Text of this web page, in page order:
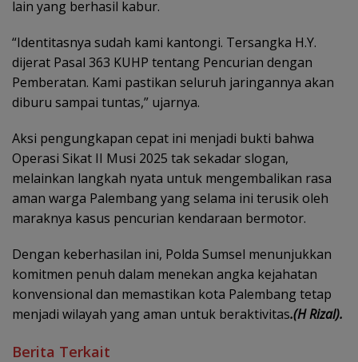
lain yang berhasil kabur.
“Identitasnya sudah kami kantongi. Tersangka H.Y.
dijerat Pasal 363 KUHP tentang Pencurian dengan
Pemberatan. Kami pastikan seluruh jaringannya akan
diburu sampai tuntas,” ujarnya.
Aksi pengungkapan cepat ini menjadi bukti bahwa
Operasi Sikat II Musi 2025 tak sekadar slogan,
melainkan langkah nyata untuk mengembalikan rasa
aman warga Palembang yang selama ini terusik oleh
maraknya kasus pencurian kendaraan bermotor.
Dengan keberhasilan ini, Polda Sumsel menunjukkan
komitmen penuh dalam menekan angka kejahatan
konvensional dan memastikan kota Palembang tetap
menjadi wilayah yang aman untuk beraktivitas.(H Rizal).
Berita Terkait